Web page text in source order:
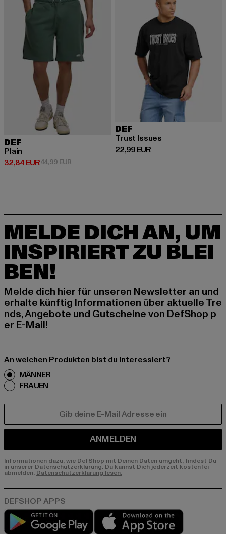
DEF
Plain
32,84 EUR
Derzeitiger Preis: 32,84 EUR
44,99 EURAktionspreis: 44,99 EUR
DEF
Trust Issues
22,99 EUR
Derzeitiger Preis: 22,99 EUR
MELDE DICH AN, UM
INSPIRIERT ZU BLEI
BEN!
Melde dich hier für unseren Newsletter an und
erhalte künftig Informationen über aktuelle Tre
nds, Angebote und Gutscheine von DefShop p
er E-Mail!
An welchen Produkten bist du interessiert?
MÄNNER
FRAUEN
ANMELDEN
Informationen dazu, wie DefShop mit Deinen Daten umgeht, findest Du
in unserer Datenschutzerklärung. Du kannst Dich jederzeit kostenfei
abmelden. Datenschutzerklärung lesen.
Play market